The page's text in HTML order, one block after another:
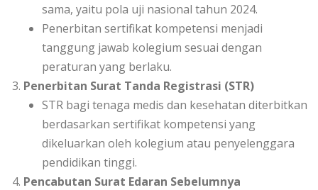
sama, yaitu pola uji nasional tahun 2024.
Penerbitan sertifikat kompetensi menjadi
tanggung jawab kolegium sesuai dengan
peraturan yang berlaku.
Penerbitan Surat Tanda Registrasi (STR)
STR bagi tenaga medis dan kesehatan diterbitkan
berdasarkan sertifikat kompetensi yang
dikeluarkan oleh kolegium atau penyelenggara
pendidikan tinggi.
Pencabutan Surat Edaran Sebelumnya